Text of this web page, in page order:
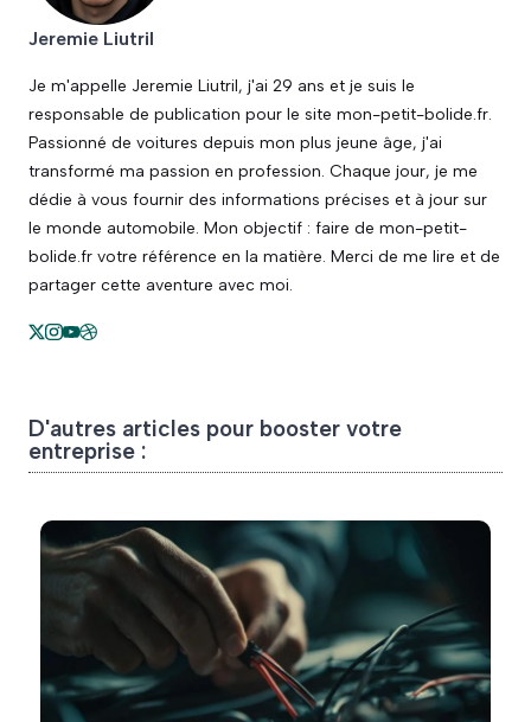
Jeremie Liutril
Je m'appelle Jeremie Liutril, j'ai 29 ans et je suis le
responsable de publication pour le site mon-petit-bolide.fr.
Passionné de voitures depuis mon plus jeune âge, j'ai
transformé ma passion en profession. Chaque jour, je me
dédie à vous fournir des informations précises et à jour sur
le monde automobile. Mon objectif : faire de mon-petit-
bolide.fr votre référence en la matière. Merci de me lire et de
partager cette aventure avec moi.
D'autres articles pour booster votre
entreprise :